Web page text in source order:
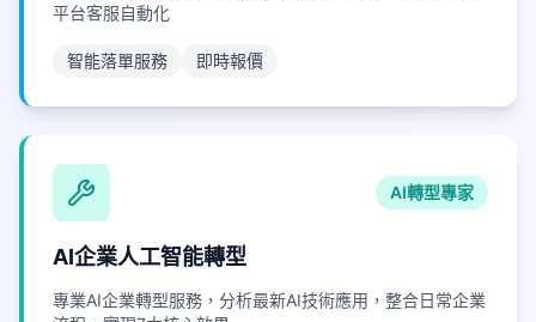
平台客服自動化
智能落單服務 即時報價
AI轉型專家
AI企業人工智能轉型
專業AI企業轉型服務，分析最新AI技術應用，整合日常企業